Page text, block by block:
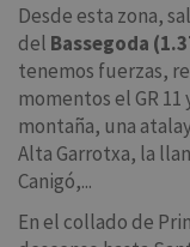
Desde esta zona,
del Bassegoda
tenemos fuerzas,
momentos el GR
montaña, una
Alta Garrotxa, la
Canigó,...
En el collado de